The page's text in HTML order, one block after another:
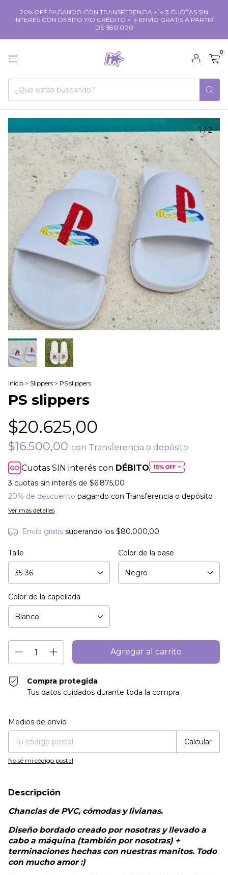
20% OFF PAGANDO CON TRANSFERENCIA ⋆˙⟡ 3 CUOTAS SIN
INTERÉS CON DÉBITO Y/O CRÉDITO ⋆˙⟡ ENVÍO GRATIS A PARTIR
DE $80.000
0
1/2
Inicio > Slippers > PS slippers
PS slippers
$20.625,00
$16.500,00 con Transferencia o depósito
Cuotas SIN interés con DÉBITO
3 cuotas sin interés de $6.875,00
20% de descuento pagando con Transferencia o depósito
Ver más detalles
Envío gratis superando los $80.000,00
Talle Color de la base
Color de la capellada
Compra protegida
Tus datos cuidados durante toda la compra.
Entregas para el CP:
Medios de envío
Calcular
No sé mi código postal
Descripción
Chanclas de PVC, cómodas y livianas.
Diseño bordado creado por nosotras y llevado a
cabo a máquina (también por nosotras) +
terminaciones hechas con nuestras manitos. Todo
con mucho amor :)